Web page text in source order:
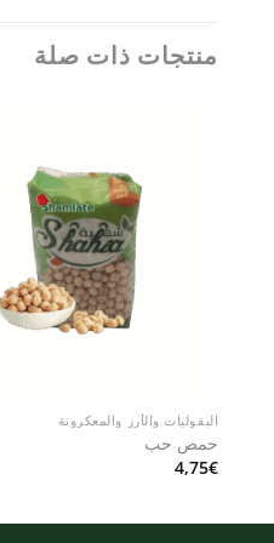
منتجات ذات صلة
البقوليات والأرز والمعكرونة
حمص حب
4,75€